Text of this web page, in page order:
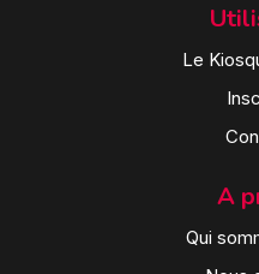
Le
A
Qui